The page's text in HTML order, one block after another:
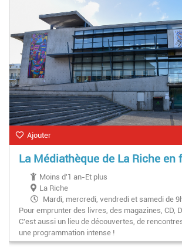
Mardi : 10h-18h30
Mercredi : 10h-18h30
Vendredi : 13h-18h30
Samedi : 10h-18h
Pendant les grandes vacances :
Ouvert du mardi au samedi de 10h à 18h
Ajouter
La Médiathèque de La Riche en
Moins d'1 an-Et plus
La Riche
Mardi, mercredi, vendredi et samedi de
Pour emprunter des livres, des magazines, CD,
C'est aussi un lieu de découvertes, de
une programmation intense !